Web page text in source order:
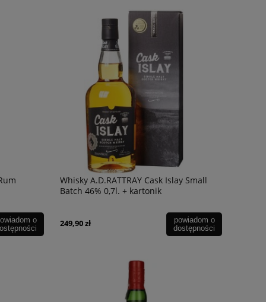
Wino Bonfils L'Esparrou Chardonnay
o
Whisky A.D.RATTRAY Cask Islay Small
Batch 46% 0,7l. + kartonik
249,90 zł
powiadom o
dostępności